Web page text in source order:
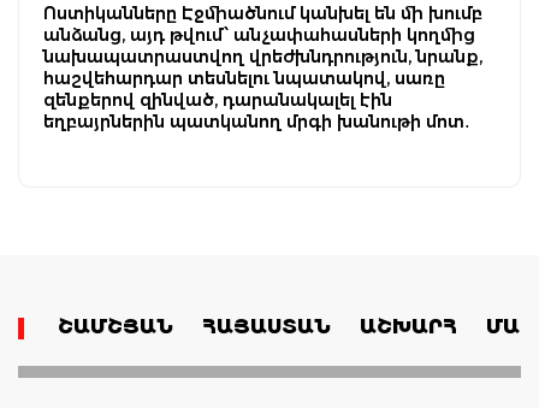
Ոստիկանները Էջմիածնում կանխել են մի խումբ
անձանց, այդ թվում՝ անչափահասների կողմից
նախապատրաստվող վրեժխնդրություն, նրանք,
հաշվեհարդար տեսնելու նպատակով, սառը
զենքերով զինված, դարանակալել էին
եղբայրներին պատկանող մրգի խանութի մոտ․
ՇԱՄՇՅԱՆ ՀԱՅԱՍՏԱՆ ԱՇԽԱՐՀ